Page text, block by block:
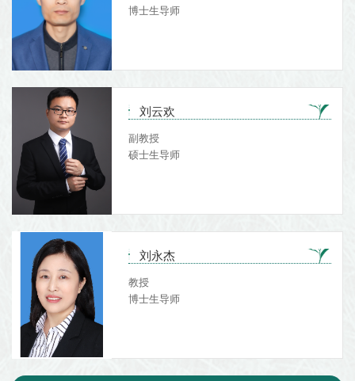
博士生导师
刘云欢
副教授
硕士生导师
刘永杰
教授
博士生导师